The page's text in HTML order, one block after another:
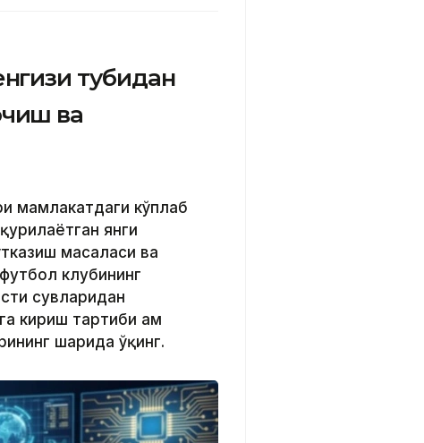
тубидан
ва
мамлакатдаги кўплаб
янги
масаласи ва
клубининг
сувларидан
кириш тартиби ҳам
шарҳида ўқинг.